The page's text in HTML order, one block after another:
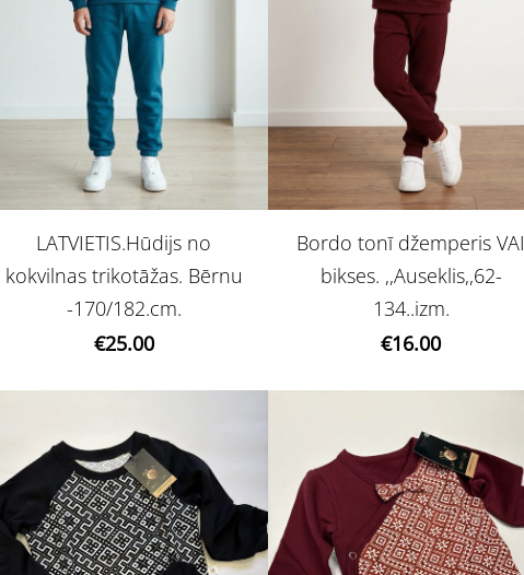
LATVIETIS.Hūdijs no
kokvilnas trikotāžas. Bērnu
-170/182.cm.
€25.00
Bordo tonī džemperis VAI
bikses. ,,Auseklis,,62-
134..izm.
€16.00